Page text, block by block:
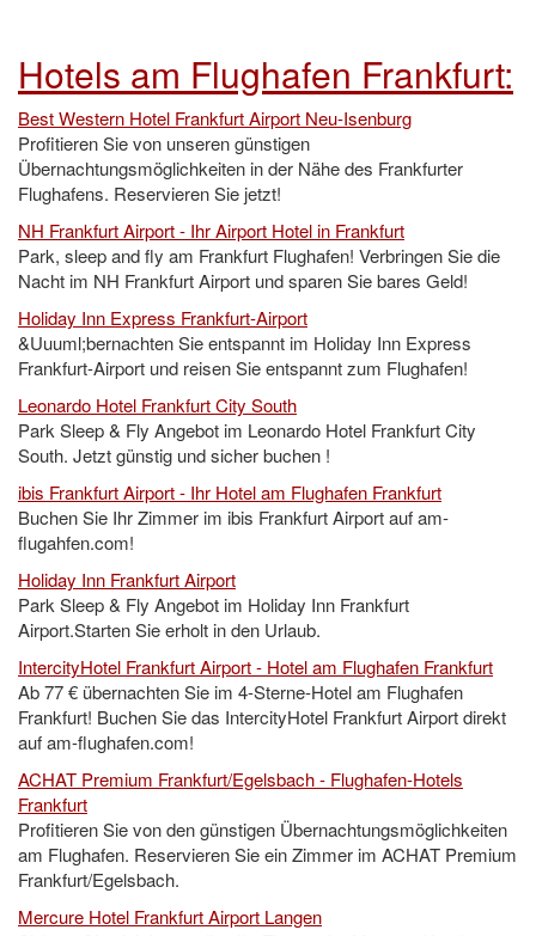
Hotels am Flughafen Frankfurt:
Best Western Hotel Frankfurt Airport Neu-Isenburg
Profitieren Sie von unseren günstigen
Übernachtungsmöglichkeiten in der Nähe des Frankfurter
Flughafens. Reservieren Sie jetzt!
NH Frankfurt Airport - Ihr Airport Hotel in Frankfurt
Park, sleep and fly am Frankfurt Flughafen! Verbringen Sie die
Nacht im NH Frankfurt Airport und sparen Sie bares Geld!
Holiday Inn Express Frankfurt-Airport
&Uuuml;bernachten Sie entspannt im Holiday Inn Express
Frankfurt-Airport und reisen Sie entspannt zum Flughafen!
Leonardo Hotel Frankfurt City South
Park Sleep & Fly Angebot im Leonardo Hotel Frankfurt City
South. Jetzt günstig und sicher buchen !
ibis Frankfurt Airport - Ihr Hotel am Flughafen Frankfurt
Buchen Sie Ihr Zimmer im ibis Frankfurt Airport auf am-
flugahfen.com!
Holiday Inn Frankfurt Airport
Park Sleep & Fly Angebot im Holiday Inn Frankfurt
Airport.Starten Sie erholt in den Urlaub.
IntercityHotel Frankfurt Airport - Hotel am Flughafen Frankfurt
Ab 77 € übernachten Sie im 4-Sterne-Hotel am Flughafen
Frankfurt! Buchen Sie das IntercityHotel Frankfurt Airport direkt
auf am-flughafen.com!
ACHAT Premium Frankfurt/Egelsbach - Flughafen-Hotels
Frankfurt
Profitieren Sie von den günstigen Übernachtungsmöglichkeiten
am Flughafen. Reservieren Sie ein Zimmer im ACHAT Premium
Frankfurt/Egelsbach.
Mercure Hotel Frankfurt Airport Langen